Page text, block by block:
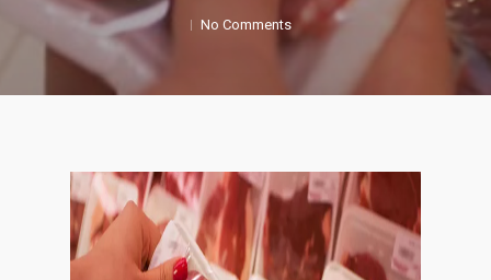
No Comments